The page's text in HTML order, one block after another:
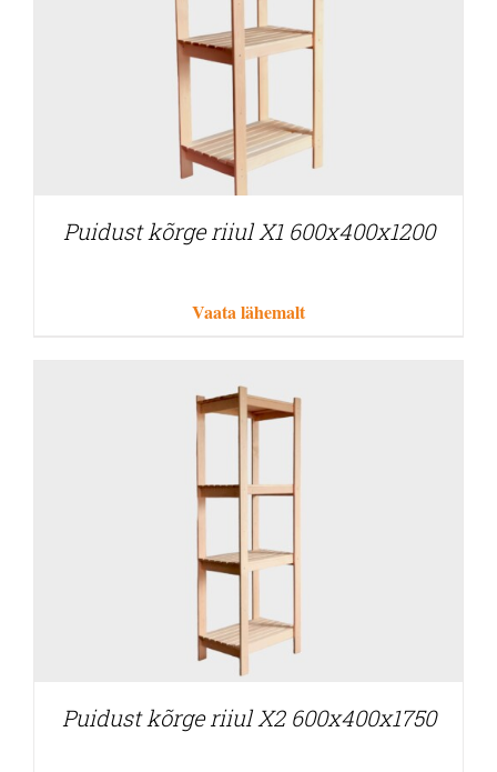
Puidust kõrge riiul X1 600x400x1200
Vaata lähemalt
Puidust kõrge riiul X2 600x400x1750